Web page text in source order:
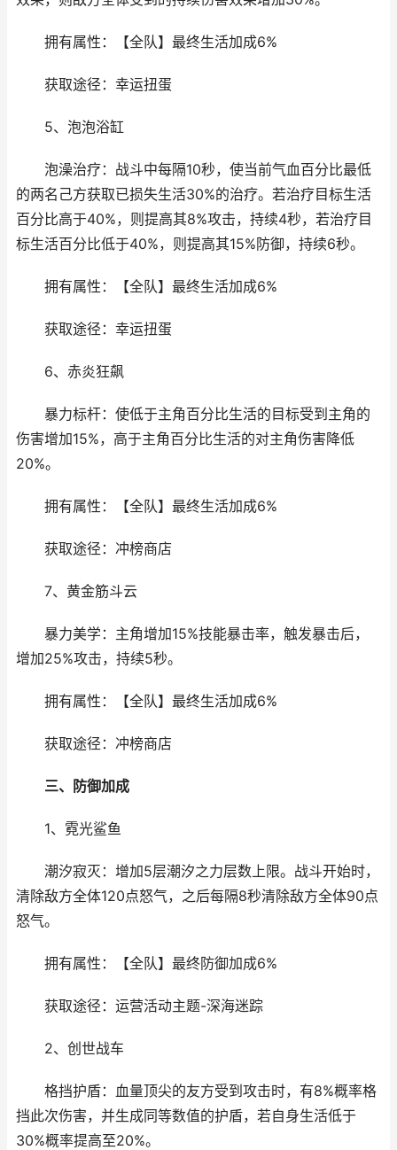
拥有属性：【全队】最终生活加成6%
获取途径：幸运扭蛋
5、泡泡浴缸
泡澡治疗：战斗中每隔10秒，使当前气血百分比最低
的两名己方获取已损失生活30%的治疗。若治疗目标生活
百分比高于40%，则提高其8%攻击，持续4秒，若治疗目
标生活百分比低于40%，则提高其15%防御，持续6秒。
拥有属性：【全队】最终生活加成6%
获取途径：幸运扭蛋
6、赤炎狂飙
暴力标杆：使低于主角百分比生活的目标受到主角的
伤害增加15%，高于主角百分比生活的对主角伤害降低
20%。
拥有属性：【全队】最终生活加成6%
获取途径：冲榜商店
7、黄金筋斗云
暴力美学：主角增加15%技能暴击率，触发暴击后，
增加25%攻击，持续5秒。
拥有属性：【全队】最终生活加成6%
获取途径：冲榜商店
三、防御加成
1、霓光鲨鱼
潮汐寂灭：增加5层潮汐之力层数上限。战斗开始时，
清除敌方全体120点怒气，之后每隔8秒清除敌方全体90点
怒气。
拥有属性：【全队】最终防御加成6%
获取途径：运营活动主题-深海迷踪
2、创世战车
格挡护盾：血量顶尖的友方受到攻击时，有8%概率格
挡此次伤害，并生成同等数值的护盾，若自身生活低于
30%概率提高至20%。